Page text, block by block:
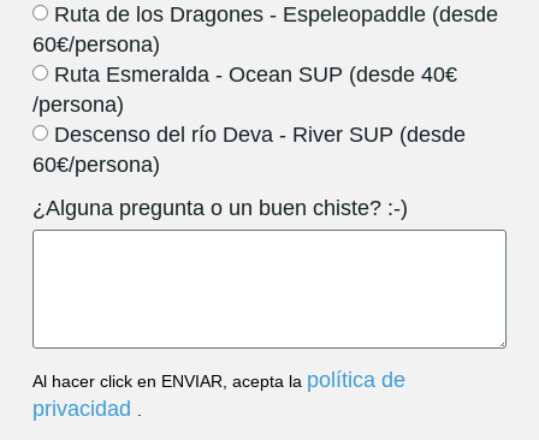
Ruta de los Dragones - Espeleopaddle (desde
60€/persona)
Ruta Esmeralda - Ocean SUP (desde 40€
/persona)
Descenso del río Deva - River SUP (desde
60€/persona)
¿Alguna pregunta o un buen chiste? :-)
Al hacer click en ENVIAR, acepta la política de
privacidad .